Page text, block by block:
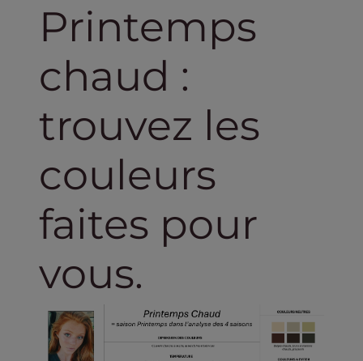
Printemps
chaud :
trouvez les
couleurs
faites pour
vous.